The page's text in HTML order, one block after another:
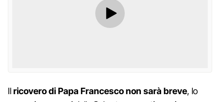
Ilricovero di Papa Francesco non sarà breve, lo